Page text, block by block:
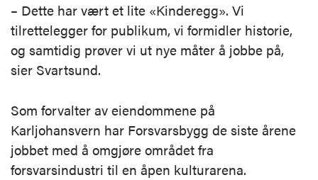
– Dette har vært et lite «Kinderegg». Vi
tilrettelegger for publikum, vi formidler historie,
og samtidig prøver vi ut nye måter å jobbe på,
sier Svartsund.
Som forvalter av eiendommene på
Karljohansvern har Forsvarsbygg de siste årene
jobbet med å omgjøre området fra
forsvarsindustri til en åpen kulturarena.